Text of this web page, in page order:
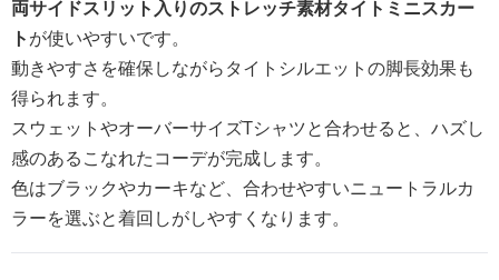
両サイドスリット入りのストレッチ素材タイトミニスカー
トが使いやすいです。
動きやすさを確保しながらタイトシルエットの脚長効果も
得られます。
スウェットやオーバーサイズTシャツと合わせると、ハズし
感のあるこなれたコーデが完成します。
色はブラックやカーキなど、合わせやすいニュートラルカ
ラーを選ぶと着回しがしやすくなります。